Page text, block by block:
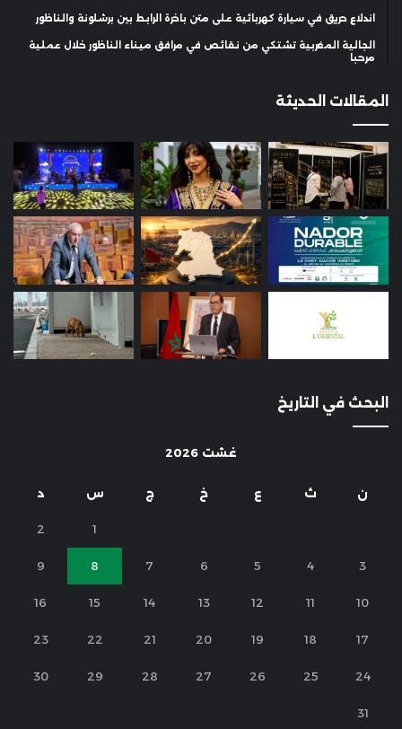
اندلاع حريق في سيارة كهربائية على متن باخرة الرابط بين برشلونة والناظور
الجالية المغربية تشتكي من نقائص في مرافق ميناء الناظور خلال عملية
مرحبا
المقالات الحديثة
البحث في التاريخ
غشت 2026
ن ث ع خ ج س د
1
2
3
4
5
6
7
8
9
10
11
12
13
14
15
16
17
18
19
20
21
22
23
24
25
26
27
28
29
30
31